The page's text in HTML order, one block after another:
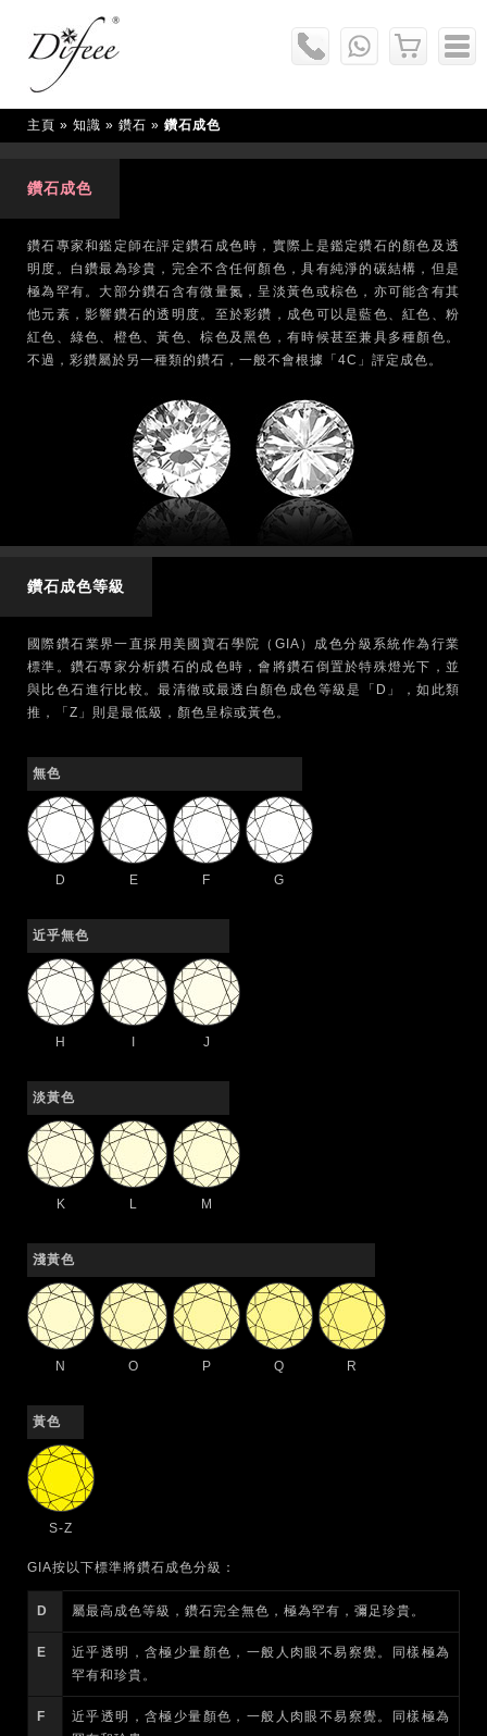
主頁 » 知識 » 鑽石 » 鑽石成色
鑽石成色
鑽石專家和鑑定師在評定鑽石成色時，實際上是鑑定鑽石的顏色及透
明度。白鑽最為珍貴，完全不含任何顏色，具有純淨的碳結構，但是
極為罕有。大部分鑽石含有微量氮，呈淡黃色或棕色，亦可能含有其
他元素，影響鑽石的透明度。至於彩鑽，成色可以是藍色、紅色、粉
紅色、綠色、橙色、黃色、棕色及黑色，有時候甚至兼具多種顏色。
不過，彩鑽屬於另一種類的鑽石，一般不會根據「4C」評定成色。
鑽石成色等級
國際鑽石業界一直採用美國寶石學院（GIA）成色分級系統作為行業
標準。鑽石專家分析鑽石的成色時，會將鑽石倒置於特殊燈光下，並
與比色石進行比較。最清徹或最透白顏色成色等級是「D」，如此類
推，「Z」則是最低級，顏色呈棕或黃色。
無色
D E F G
近乎無色
H J
淡黃色
K L M
淺黃色
N O P Q R
黃色
S-Z
GIA按以下標準將鑽石成色分級：
D 屬最高成色等級，鑽石完全無色，極為罕有，彌足珍貴。
E
近乎透明，含極少量顏色，一般人肉眼不易察覺。同樣極為
罕有和珍貴。
F
近乎透明，含極少量顏色，一般人肉眼不易察覺。同樣極為